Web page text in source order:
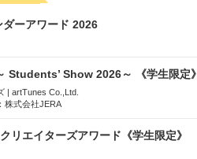
ーアワード 2026
Students’ Show 2026～ 《学生限定》
| artTunes Co.,Ltd.
株式会社JERA
リエイターズアワード《学生限定》